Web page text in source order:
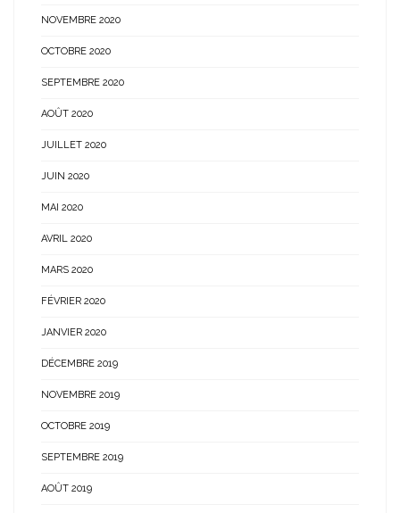
NOVEMBRE 2020
OCTOBRE 2020
SEPTEMBRE 2020
AOÛT 2020
JUILLET 2020
JUIN 2020
MAI 2020
AVRIL 2020
MARS 2020
FÉVRIER 2020
JANVIER 2020
DÉCEMBRE 2019
NOVEMBRE 2019
OCTOBRE 2019
SEPTEMBRE 2019
AOÛT 2019